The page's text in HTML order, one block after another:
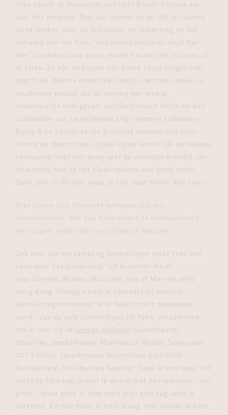
Yves stelde de bevriende architect Benoit Callens aan
voor het ontwerp. Drie jaar namen ze de tijd om samen
na te denken over de oriëntatie, de inplanting en het
ontwerp van het huis. “Het moest eruitzien alsof het
hier al honderd jaar staat: modern maar niet te clean of
te strak. Zo zijn de huizen van Frank Lloyd Wright ook”,
zegt Yves. Warme materialen zetten de toon: ramen in
roodbruine padoek die de woning een ietwat
Indonesische look geven, architectonisch beton en een
combinatie van twee beigeachtige soorten kalksteen:
Barcy B en Santenay. De architect speelde met licht,
ruimte en doorzichten. Zowel op de eerste als de tweede
verdieping loopt een gang over de volledige breedte van
de woning met op het einde telkens een groot raam.
Geen plek in dit huis waar je niet naar buiten kan turen.
Ook voor zijn verzameling luxehorloges trekt Yves wel
eens naar het buitenland. “Ze brachten me al
naar Genève, Milaan, München, Isle of Man en zelfs
Hong Kong. Omega’s haal ik steevast bij Juwelier
Vanhoutteghem omdat ik er heel correct behandeld
word.” Van de vele luxehorloges uit Yves’ verzameling
zijn er vier uit de Omega collectie : Speedmaster
Ultraman, Speedmaster Moonwatch Apollo, Seamaster
007 Edition, Speedmaster Moonshine Gold 50th
Anniversary, zijn absolute favoriet. Toen ik hem voor het
eerst op foto zag, moest ik er wel wat aan wennen – dat
goud – maar eens ik hem rond mijn pols zag, was ik
verkocht. En hoe meer ik hem draag, hoe mooier ik hem